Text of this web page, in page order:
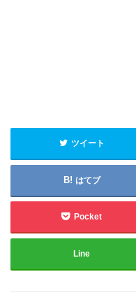
ツイート
はてブ
Pocket
Line